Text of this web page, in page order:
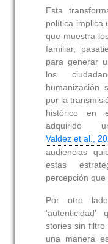
Esta
política implica
que muestra
familiar,
para generar
los
humanización
por la
histórico en
adquirido
Valdez et al.,
audiencias
estas
percepción que
Por otro
'autenticidad'
stories sin filtro
una manera